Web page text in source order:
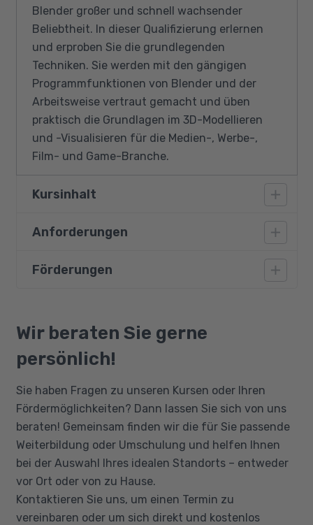
Blender großer und schnell wachsender
Beliebtheit. In dieser Qualifizierung erlernen
und erproben Sie die grundlegenden
Techniken. Sie werden mit den gängigen
Programmfunktionen von Blender und der
Arbeitsweise vertraut gemacht und üben
praktisch die Grundlagen im 3D-Modellieren
und -Visualisieren für die Medien-, Werbe-,
Film- und Game-Branche.
Kursinhalt
Benutzeroberfläche
Externe Referenzen einbinden
Kamera-Matching
Basis Shader
Basis Licht
Basis Rendereinstellungen
Einführung Keyframeanimation
Anforderungen
Vorausgesetzt werden grundlegende
Englischkenntnisse. Teilnehmende sollten eine
Affinität zu Computergrafik und 3D-
Visualisierung aufweisen.
Förderungen
Qualifizierungschancengesetz
Berufliche Rehabilitation
Wir beraten Sie gerne
persönlich!
Sie haben Fragen zu unseren Kursen oder Ihren
Fördermöglichkeiten? Dann lassen Sie sich von uns
beraten! Gemeinsam finden wir die für Sie passende
Weiterbildung oder Umschulung und helfen Ihnen
bei der Auswahl Ihres idealen Standorts – entweder
vor Ort oder von zu Hause.
Kontaktieren Sie uns, um einen Termin zu
vereinbaren oder um sich direkt und kostenlos